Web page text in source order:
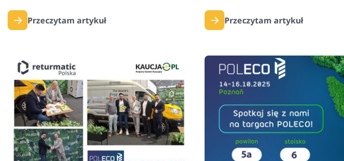
Przeczytam artykuł Przeczytam artykuł